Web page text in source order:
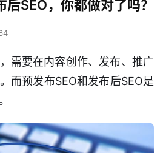
SEO，你都做对了吗？
需要在内容创作、发布、推广
而预发布SEO和发布后SEO是